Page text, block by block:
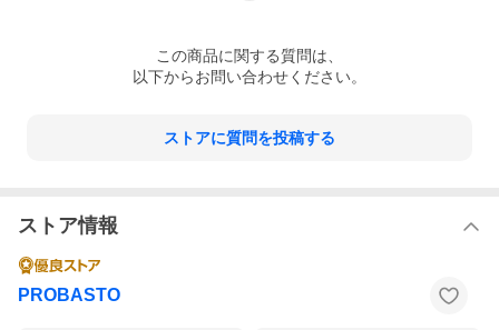
この商品に関する質問は、
以下からお問い合わせください。
ストアに質問を投稿する
ストア情報
PROBASTO